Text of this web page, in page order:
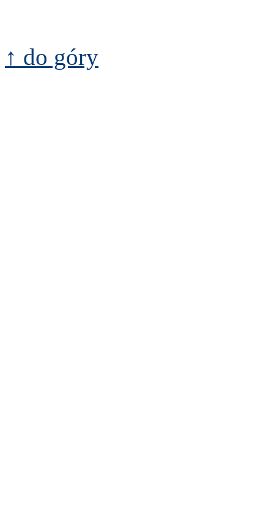
↑ do góry